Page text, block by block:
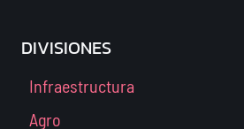
DIVISIONES
Infraestructura
Agro